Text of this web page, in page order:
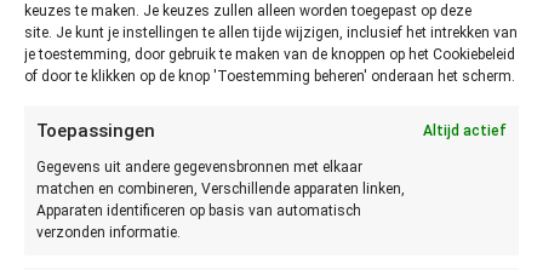
keuzes te maken. Je keuzes zullen alleen worden toegepast op deze
site. Je kunt je instellingen te allen tijde wijzigen, inclusief het intrekken van
je toestemming, door gebruik te maken van de knoppen op het Cookiebeleid
of door te klikken op de knop 'Toestemming beheren' onderaan het scherm.
Toepassingen Altijd actief
Gegevens uit andere gegevensbronnen met elkaar
matchen en combineren, Verschillende apparaten linken,
Apparaten identificeren op basis van automatisch
verzonden informatie.
Hoe lang kun je druiven bewaren
in de koelkast?
In de koelkast kunnen druiven 1 tot 7 dagen bewaard worden
Hoe lang kun je druiven bewaren
in de diepvries?